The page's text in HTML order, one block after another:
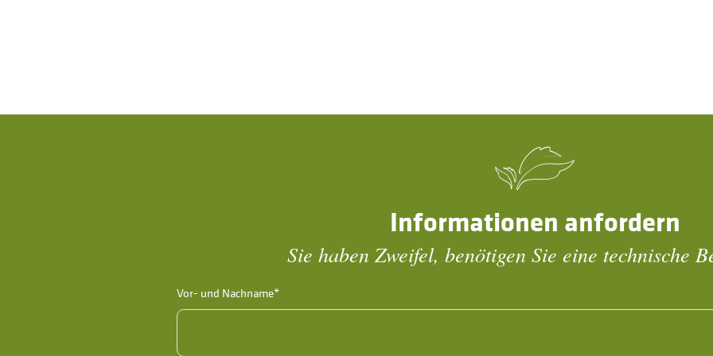
Informationen anfordern
Sie haben Zweifel, benötigen Sie eine technische
Vor- und Nachname*